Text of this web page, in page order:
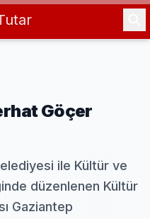
Göçer
ile Kültür ve
düzenlenen Kültür
Gaziantep